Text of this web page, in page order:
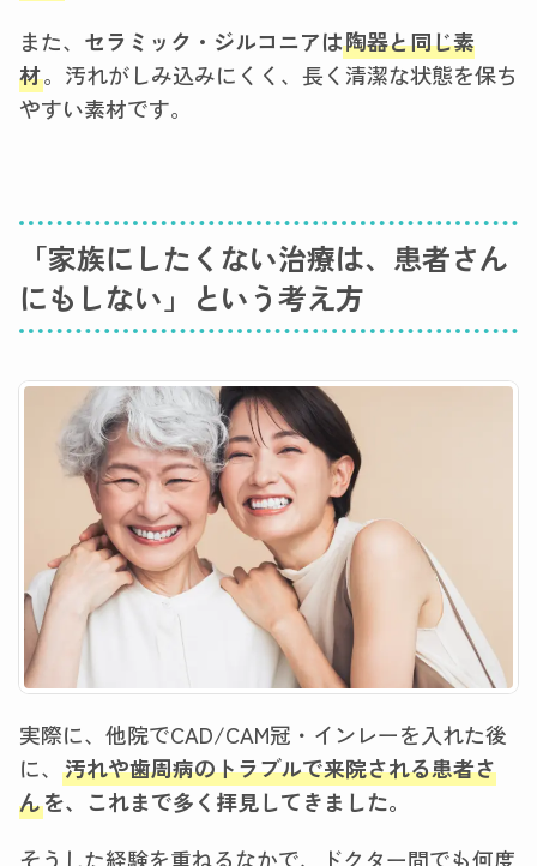
また、 セラミック・ジルコニアは陶器と同じ素
材。汚れがしみ込みにくく、長く清潔な状態を保ち
やすい素材です。
「家族にしたくない治療は、患者さん
にもしない」という考え方
実際に、他院でCAD/CAM冠・インレーを入れた後
に、 汚れや歯周病のトラブルで来院される患者さ
んを、これまで多く拝見してきました。
そうした経験を重ねるなかで、ドクター間でも何度